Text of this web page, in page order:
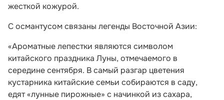
жесткой кожурой.
С османтусом связаны легенды Восточной Азии:
«Ароматные лепестки являются символом
китайского праздника Луны, отмечаемого в
середине сентября. В самый разгар цветения
кустарника китайские семьи собираются в саду,
едят «лунные пирожные» с начинкой из сахара,